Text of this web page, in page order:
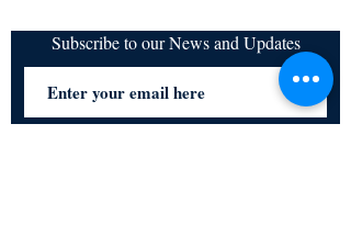
Subscribe to our News and Updates